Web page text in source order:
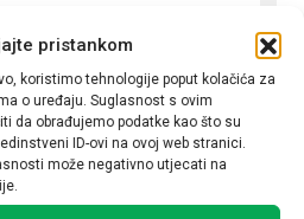
pristankom
koristimo tehnologije poput kolačića za
o uređaju. Suglasnost s ovim
da obrađujemo podatke kao što su
ID-ovi na ovoj web stranici.
može negativno utjecati na